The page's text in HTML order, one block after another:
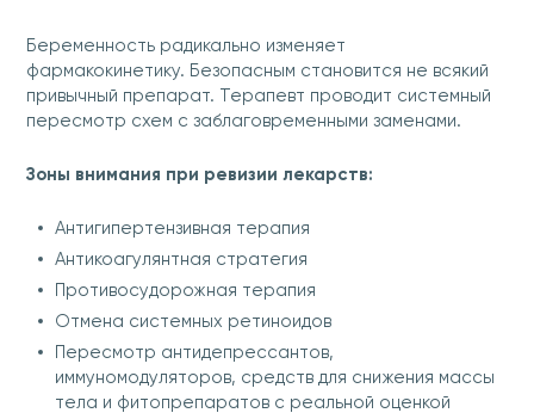
Беременность радикально изменяет
фармакокинетику. Безопасным становится не всякий
привычный препарат. Терапевт проводит системный
пересмотр схем с заблаговременными заменами.
Зоны внимания при ревизии лекарств:
Антигипертензивная терапия
Антикоагулянтная стратегия
Противосудорожная терапия
Отмена системных ретиноидов
Пересмотр антидепрессантов,
иммуномодуляторов, средств для снижения массы
тела и фитопрепаратов с реальной оценкой